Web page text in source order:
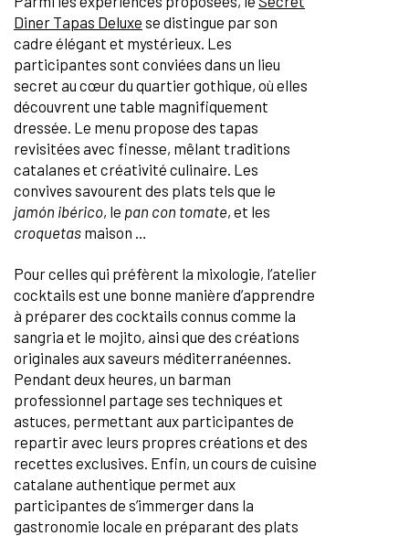
Diner Tapas Deluxe se distingue par son
cadre élégant et mystérieux. Les
participantes sont conviées dans un lieu
secret au cœur du quartier gothique, où elles
découvrent une table magnifiquement
dressée. Le menu propose des tapas
revisitées avec finesse, mêlant traditions
catalanes et créativité culinaire. Les
convives savourent des plats tels que le
jamón ibérico, le pan con tomate, et les
croquetas maison …
Pour celles qui préfèrent la mixologie, l’atelier
cocktails est une bonne manière d’apprendre
à préparer des cocktails connus comme la
sangria et le mojito, ainsi que des créations
originales aux saveurs méditerranéennes.
Pendant deux heures, un barman
professionnel partage ses techniques et
astuces, permettant aux participantes de
repartir avec leurs propres créations et des
recettes exclusives. Enfin, un cours de cuisine
catalane authentique permet aux
participantes de s’immerger dans la
gastronomie locale en préparant des plats